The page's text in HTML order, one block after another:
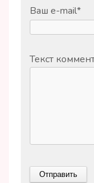
Ваш e-mail*
Текст